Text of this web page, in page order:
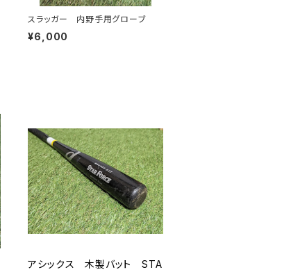
スラッガー 内野手用グローブ
¥6,000
アシックス 木製バット STA